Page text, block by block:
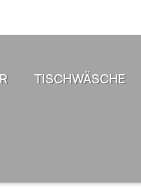
TISCHWÄSCHE